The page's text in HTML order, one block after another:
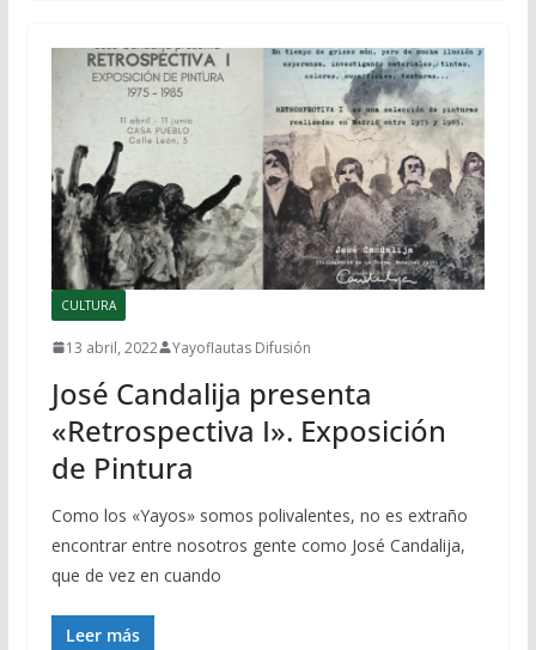
CULTURA
13 abril, 2022 Yayoflautas Difusión
José Candalija presenta
«Retrospectiva I». Exposición
de Pintura
Como los «Yayos» somos polivalentes, no es extraño
encontrar entre nosotros gente como José Candalija,
que de vez en cuando
Leer más